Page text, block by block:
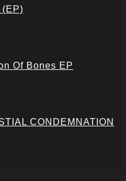
(EP)
Of Bones EP
CONDEMNATION